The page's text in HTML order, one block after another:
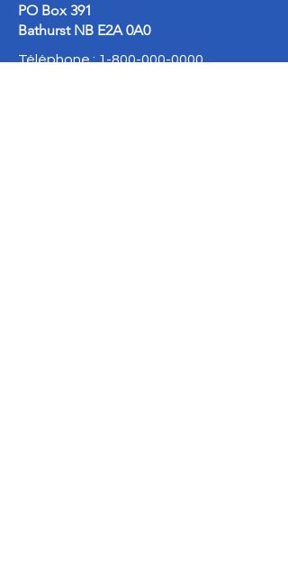
PO Box 391
Bathurst NB E2A 0A0
Téléphone :1-800-000-0000